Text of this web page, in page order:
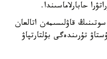
حابارلاماسىندا.
تەرگەۋ سوتىنىڭ قاۋلىسىمەن اتالعان
تۇرىندەگى بۇلتارتپاۋ